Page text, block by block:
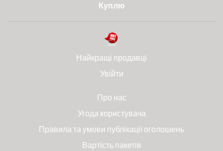
Куплю
Найкращі продавці
Увійти
Про нас
Угода користувача
Правила та умови публікації оголошень
Вартість пакетів